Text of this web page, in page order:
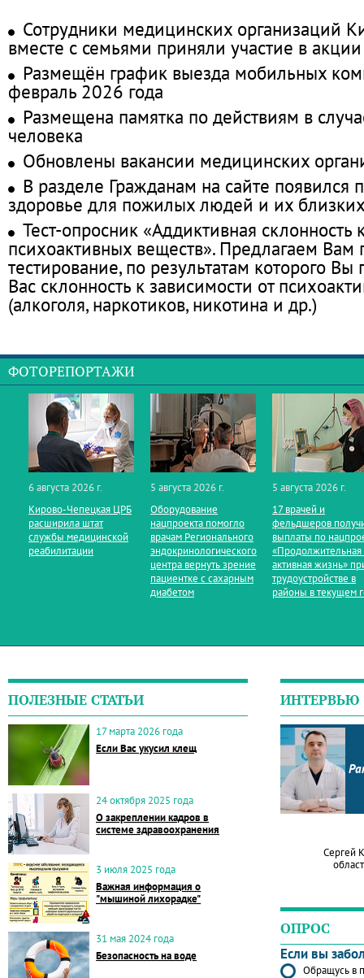
Сотрудники медицинских организаций
вместе с семьями приняли участие в
Размещён график выезда мобильных
февраль 2026 года
Размещена памятка по действиям в
человека
Обновлены вакансии медицинских
В разделе Гражданам на сайте появился
здоровье для пожилых людей и их
Тест-опросник «Аддиктивная склонность
психоактивных веществ». Предлагаем
тестирование, по результатам которого Вы
Вас склонность к зависимости от
(алкоголя, наркотиков, никотина и др.)
ФОТОРЕПОРТАЖИ
6 августа 2026 г.
Кирово‑Чепецкая ЦРБ
расширила штат
службы медицинской
реабилитации
5 августа 2026 г.
Оборудование
нацпроекта помогло
врачам Регионального
эндокринологического
центра вернуть зрение
пациентке с сахарным
диабетом
5 августа 2026 г.
17 врачей и
фельдшеров
выплаты по
«Продолжительная
активная жизнь»
трудоустройстве в
районы в текущем
ПОЛЕЗНЫЕ СТАТЬИ
17 марта 2026 года
Если Вас укусил клещ
24 октября 2025 года
О закреплении кадров в
системе здравоохранения
3 июля 2025 года
Важная информация о
"мышиной лихорадке"
31 мая 2024 года
Безопасность на воде
ИНТЕРВЬЮ
Сергей
ОПРОС
Если вы
Обращусь в